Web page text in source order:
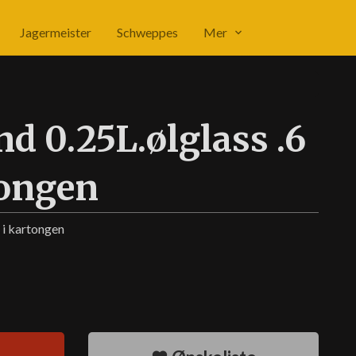
Jagermeister Schweppes Mer
0.25L.ølglass .6
i kartongen